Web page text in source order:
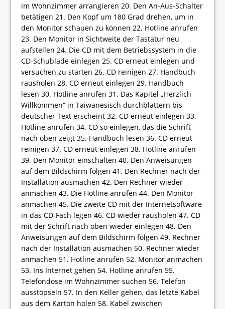
im Wohnzimmer arrangieren 20. Den An-Aus-Schalter
betätigen 21. Den Kopf um 180 Grad drehen, um in
den Monitor schauen zu können 22. Hotline anrufen
23. Den Monitor in Sichtweite der Tastatur neu
aufstellen 24. Die CD mit dem Betriebssystem in die
CD-Schublade einlegen 25. CD erneut einlegen und
versuchen zu starten 26. CD reinigen 27. Handbuch
rausholen 28. CD erneut einlegen 29. Handbuch
lesen 30. Hotline anrufen 31. Das Kapitel „Herzlich
Willkommen“ in Taiwanesisch durchblättern bis
deutscher Text erscheint 32. CD erneut einlegen 33.
Hotline anrufen 34. CD so einlegen, das die Schrift
nach oben zeigt 35. Handbuch lesen 36. CD erneut
reinigen 37. CD erneut einlegen 38. Hotline anrufen
39. Den Monitor einschalten 40. Den Anweisungen
auf dem Bildschirm folgen 41. Den Rechner nach der
Installation ausmachen 42. Den Rechner wieder
anmachen 43. Die Hotline anrufen 44. Den Monitor
anmachen 45. Die zweite CD mit der Internetsoftware
in das CD-Fach legen 46. CD wieder rausholen 47. CD
mit der Schrift nach oben wieder einlegen 48. Den
Anweisungen auf dem Bildschirm folgen 49. Rechner
nach der Installation ausmachen 50. Rechner wieder
anmachen 51. Hotline anrufen 52. Monitor anmachen
53. Ins Internet gehen 54. Hotline anrufen 55.
Telefondose im Wohnzimmer suchen 56. Telefon
ausstöpseln 57. In den Keller gehen, das letzte Kabel
aus dem Karton holen 58. Kabel zwischen